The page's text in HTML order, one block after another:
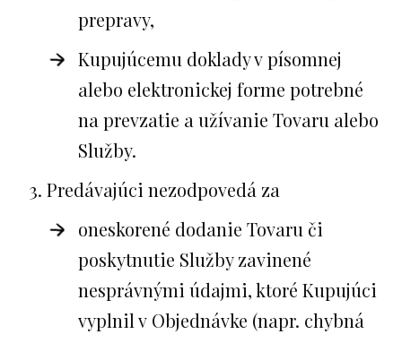
prepravy,
Kupujúcemu doklady v písomnej
alebo elektronickej forme potrebné
na prevzatie a užívanie Tovaru alebo
Služby.
Predávajúci nezodpovedá za
oneskorené dodanie Tovaru či
poskytnutie Služby zavinené
nesprávnými údajmi, ktoré Kupujúci
vyplnil v Objednávke (napr. chybná